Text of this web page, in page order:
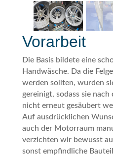
Vorarbeit
Die Basis bildete eine
Handwäsche. Da die
werden sollten, wurden
gereinigt, sodass sie
nicht erneut gesäubert
Auf ausdrücklichen
auch der Motorraum
verzichten wir bewusst
sonst empfindliche